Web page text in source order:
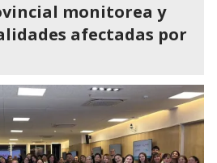
monitorea y
afectadas por